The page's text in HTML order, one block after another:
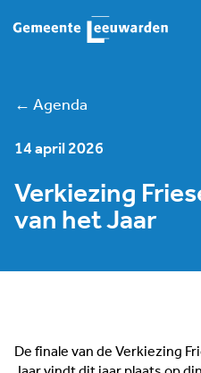
← Agenda
14 april 2026
Verkiezing
van het Jaar
De finale van de Verkiezing